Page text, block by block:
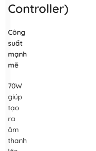
Controller)
Công
suất
mạnh
mẽ
70W
giúp
tạo
ra
âm
thanh